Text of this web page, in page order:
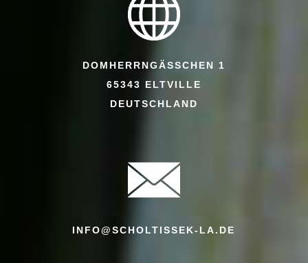
DOMHERRNGÄSSCHEN 1
65343 ELTVILLE
DEUTSCHLAND
INFO@SCHOLTISSEK-LA.DE